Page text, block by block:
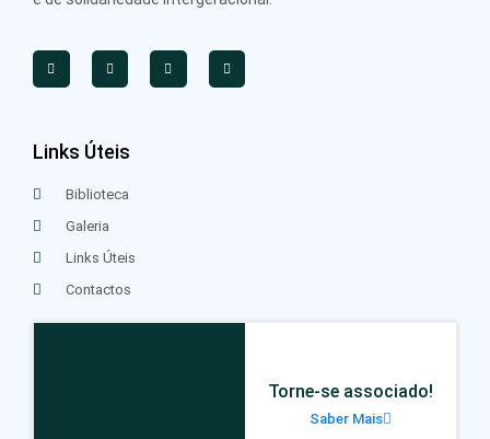
Links Úteis
Biblioteca
Galeria
Links Úteis
Contactos
Torne-se associado!
Saber Mais